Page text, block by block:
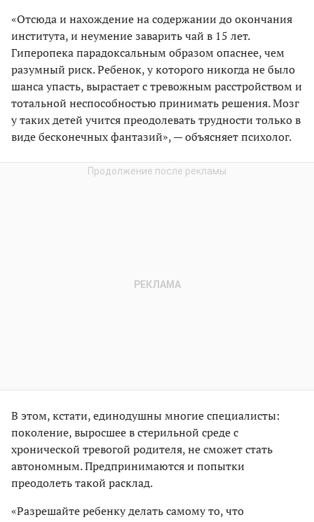
«Отсюда и нахождение на содержании до окончания
института, и неумение заварить чай в 15 лет.
Гиперопека парадоксальным образом опаснее, чем
разумный риск. Ребенок, у которого никогда не было
шанса упасть, вырастает с тревожным расстройством и
тотальной неспособностью принимать решения. Мозг
у таких детей учится преодолевать трудности только в
виде бесконечных фантазий», — объясняет психолог.
В этом, кстати, единодушны многие специалисты:
поколение, выросшее в стерильной среде с
хронической тревогой родителя, не сможет стать
автономным. Предпринимаются и попытки
преодолеть такой расклад.
«Разрешайте ребенку делать самому то, что